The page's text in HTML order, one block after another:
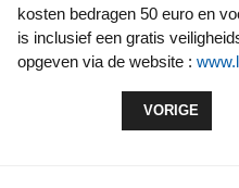
kosten bedragen 50 euro en
is inclusief een gratis
opgeven via de website :
VORIG
VORIGE